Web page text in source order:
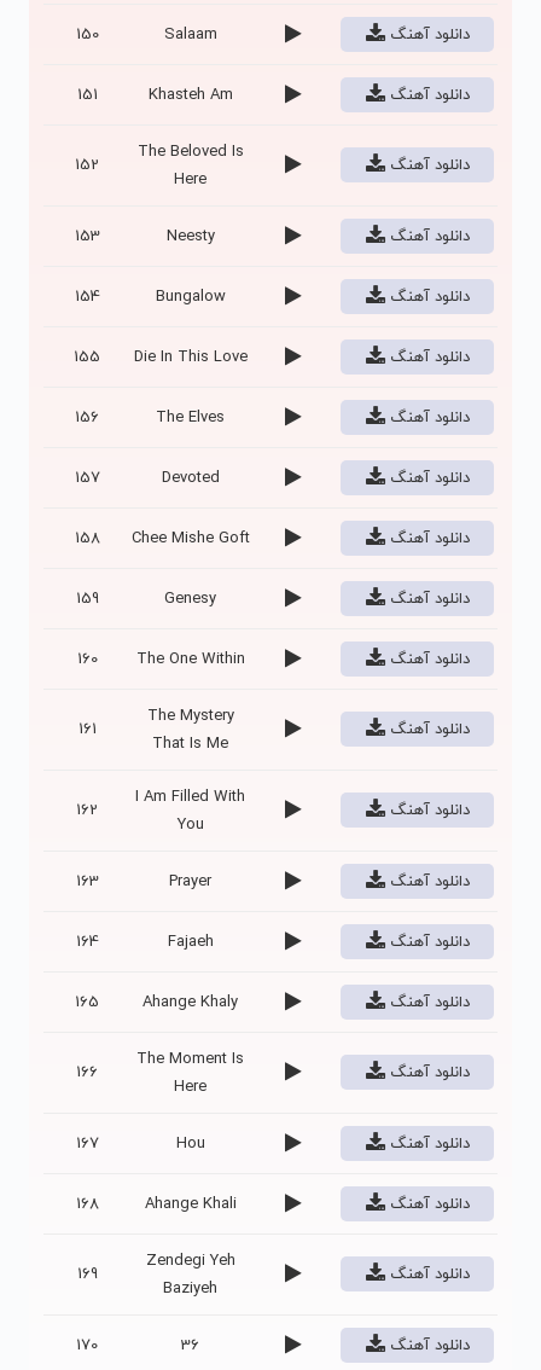
150 Salaam دانلود آهنگ
151 Khasteh Am دانلود آهنگ
152
The Beloved Is
Here
دانلود آهنگ
153 Neesty دانلود آهنگ
154 Bungalow دانلود آهنگ
155 Die In This Love دانلود آهنگ
156 The Elves دانلود آهنگ
157 Devoted دانلود آهنگ
158 Chee Mishe Goft دانلود آهنگ
159 Genesy دانلود آهنگ
160 The One Within دانلود آهنگ
161
The Mystery
That Is Me
دانلود آهنگ
162
I Am Filled With
You
دانلود آهنگ
163 Prayer دانلود آهنگ
164 Fajaeh دانلود آهنگ
165 Ahange Khaly دانلود آهنگ
166
The Moment Is
Here
دانلود آهنگ
167 Hou دانلود آهنگ
168 Ahange Khali دانلود آهنگ
169
Zendegi Yeh
Baziyeh
دانلود آهنگ
170 36 دانلود آهنگ